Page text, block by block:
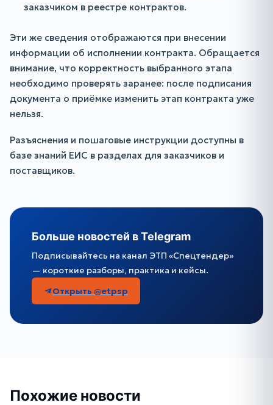
заказчиком в реестре контрактов.
Эти же сведения отображаются при внесении
информации об исполнении контракта. Обращается
внимание, что корректность выбранного этапа
необходимо проверять заранее: после подписания
документа о приёмке изменить этап контракта уже
нельзя.
Разъяснения и пошаговые инструкции доступны в
базе знаний ЕИС в разделах для заказчиков и
поставщиков.
Больше новостей в Telegram
Подписывайтесь на канал ЭТП «Спецтендер»
— короткие разборы, практика и кейсы.
Открыть @etpsp
Похожие новости